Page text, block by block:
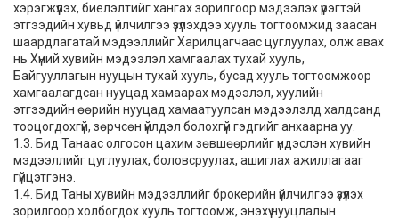
хэрэгжүүлэх, биелэлтийг хангах зорилгоор мэдээлэх үүрэгтэй
этгээдийн хувьд үйлчилгээ үзүүлэхдээ хууль тогтоомжид заасан
шаардлагатай мэдээллийг Харилцагчаас цуглуулах, олж авах
нь Хүний хувийн мэдээлэл хамгаалах тухай хууль,
Байгууллагын нууцын тухай хууль, бусад хууль тогтоомжоор
хамгаалагдсан нууцад хамаарах мэдээлэл, хуулийн
этгээдийн өөрийн нууцад хамаатуулсан мэдээлэлд халдсанд
тооцогдохгүй, зөрчсөн үйлдэл болохгүй гэдгийг анхаарна уу.
1.3. Бид Танаас олгосон цахим зөвшөөрлийг үндэслэн хувийн
мэдээллийг цуглуулах, боловсруулах, ашиглах ажиллагааг
гүйцэтгэнэ.
1.4. Бид Таны хувийн мэдээллийг брокерийн үйлчилгээ үзүүлэх
зорилгоор холбогдох хууль тогтоомж, энэхүү нууцлалын